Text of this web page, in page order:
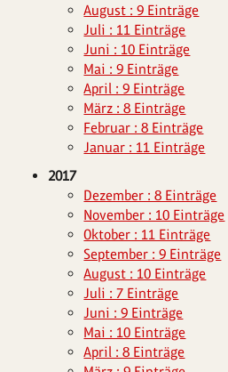
August : 9 Einträge
Juli : 11 Einträge
Juni : 10 Einträge
Mai : 9 Einträge
April : 9 Einträge
März : 8 Einträge
Februar : 8 Einträge
Januar : 11 Einträge
2017
Dezember : 8 Einträge
November : 10 Einträge
Oktober : 11 Einträge
September : 9 Einträge
August : 10 Einträge
Juli : 7 Einträge
Juni : 9 Einträge
Mai : 10 Einträge
April : 8 Einträge